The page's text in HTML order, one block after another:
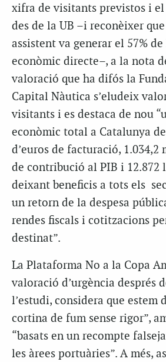
xifra de visitants previstos i el
des de la UB –i reconèixer
assistent va generar el 57%
econòmic directe–, a la nota
valoració que ha difós la
Capital Nàutica s’eludeix
visitants i es destaca de nou
econòmic total a Catalunya
d’euros de facturació, 1.034,2
de contribució al PIB i 12.872
deixant beneficis a tots els
un retorn de la despesa
rendes fiscals i cotitzacions
destinat”.
La Plataforma No a la Copa
valoració d’urgència després
l’estudi, considera que estem
cortina de fum sense rigor”,
“basats en un recompte
les àrees portuàries”. A més,